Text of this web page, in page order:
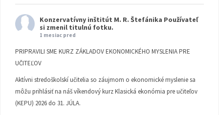
Konzervatívny inštitút M. R. Štefánika Používateľ
si zmenil titulnú fotku.
1 mesiac pred
PRIPRAVILI SME KURZ ZÁKLADOV EKONOMICKÉHO MYSLENIA PRE
UČITEĽOV
Aktívni stredoškolskí učitelia so záujmom o ekonomické myslenie sa
môžu prihlásiť na náš víkendový kurz Klasická ekonómia pre učiteľov
(KEPU) 2026 do 31. JÚLA.